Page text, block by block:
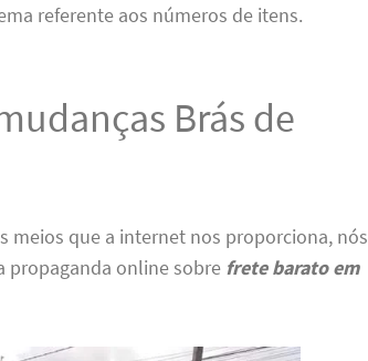
referente aos números de itens.
Brás de
meios que a internet nos proporciona, nós
propaganda online sobre frete barato em